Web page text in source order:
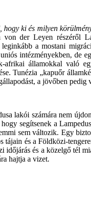
ki és milyen
von der Leyen részéről
a mostani
intézményekben, de
államokkal való
Tunézia „kapuőr
a jövőben pedig
lakói számára nem
segítsenek a
sem változik. Egy
és a Földközi-
időjárás és a közelgő tél
hajtja a vizet.